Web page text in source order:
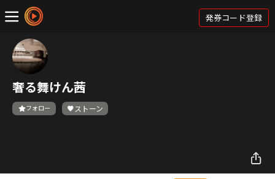
発券コード登録
奢る舞けん茜
フォロー ストーン